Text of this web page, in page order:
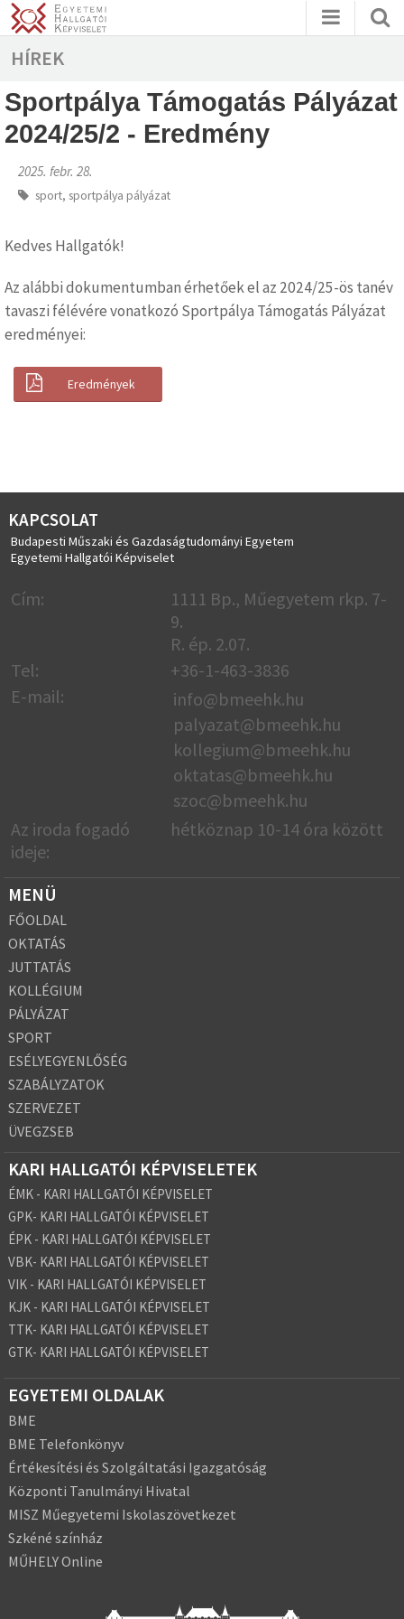
HÍREK
Sportpálya Támogatás Pályázat
2024/25/2 - Eredmény
2025. febr. 28.
sport, sportpálya pályázat
Kedves Hallgatók!
Az alábbi dokumentumban érhetőek el az 2024/25-ös tanév
tavaszi félévére vonatkozó Sportpálya Támogatás Pályázat
eredményei:
Eredmények
KAPCSOLAT
Budapesti Műszaki és Gazdaságtudományi Egyetem
Egyetemi Hallgatói Képviselet
Cím:
1111 Bp., Műegyetem rkp. 7-
9.
R. ép. 2.07.
Tel:
+36-1-463-3836
E-mail:
info@bmeehk.hu
palyazat@bmeehk.hu
kollegium@bmeehk.hu
oktatas@bmeehk.hu
szoc@bmeehk.hu
Az iroda fogadó
ideje:
hétköznap 10-14 óra között
MENÜ
FŐOLDAL
OKTATÁS
JUTTATÁS
KOLLÉGIUM
PÁLYÁZAT
SPORT
ESÉLYEGYENLŐSÉG
SZABÁLYZATOK
SZERVEZET
ÜVEGZSEB
KARI HALLGATÓI KÉPVISELETEK
ÉMK - KARI HALLGATÓI KÉPVISELET
GPK- KARI HALLGATÓI KÉPVISELET
ÉPK - KARI HALLGATÓI KÉPVISELET
VBK- KARI HALLGATÓI KÉPVISELET
VIK - KARI HALLGATÓI KÉPVISELET
KJK - KARI HALLGATÓI KÉPVISELET
TTK- KARI HALLGATÓI KÉPVISELET
GTK- KARI HALLGATÓI KÉPVISELET
EGYETEMI OLDALAK
BME
BME Telefonkönyv
Értékesítési és Szolgáltatási Igazgatóság
Központi Tanulmányi Hivatal
MISZ Műegyetemi Iskolaszövetkezet
Szkéné színház
MŰHELY Online